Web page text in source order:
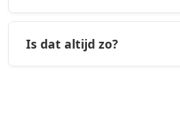
Is dat altijd zo?